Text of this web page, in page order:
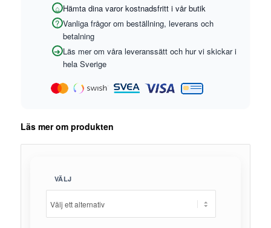
Hämta dina varor kostnadsfritt i vår butik
Vanliga frågor om beställning, leverans och
betalning
Läs mer om våra leveranssätt och hur vi skickar i
hela Sverige
Läs mer om produkten
VÄLJ